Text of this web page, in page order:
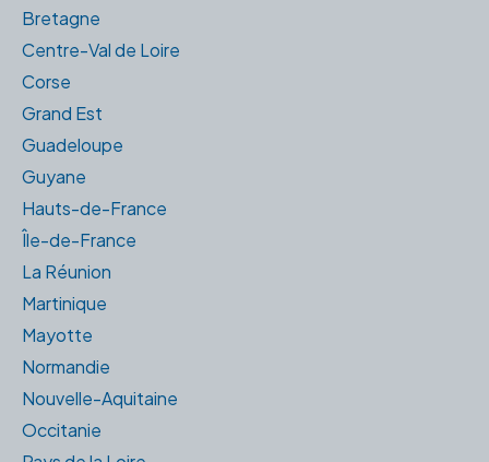
Bretagne
Centre-Val de Loire
Corse
Grand Est
Guadeloupe
Guyane
Hauts-de-France
Île-de-France
La Réunion
Martinique
Mayotte
Normandie
Nouvelle-Aquitaine
Occitanie